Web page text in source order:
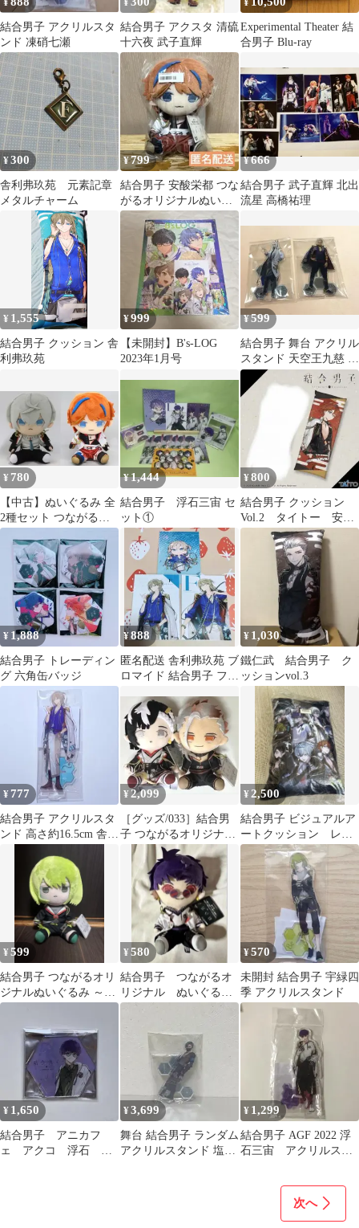
¥
結合男子 アクリルスタ
ンド 凍硝七瀬
¥
結合男子 アクスタ 清硫
十六夜 武子直輝
¥
Experimental Theater 結
合男子 Blu-ray
¥300
舎利弗玖苑 元素記章
メタルチャーム
¥799
結合男子 安酸栄都 つな
がるオリジナルぬいぐ
るみ ぬいぐるみ プライ
ズ タイトー
¥666
結合男子 武子直輝 北出
流星 高橋祐理
¥ 1,555
結合男子 クッション 舎
利弗玖苑
¥999
【未開封】B's-LOG
2023年1月号
¥599
結合男子 舞台 アクリル
スタンド 天空王九慈 鐵
仁武
¥ 780
【中古】ぬいぐるみ 全
2種セット つながるオ
リジナルぬいぐるみ
「結合男子」
¥1,444
結合男子 浮石三宙 セ
ット①
¥800
結合男子 クッション
Vol.2 タイトー 安酸
栄都
¥ 1,888
結合男子 トレーディン
グ 六角缶バッジ
¥888
匿名配送 舎利弗玖苑 ブ
ロマイド 結合男子 ファ
¥ 1,030
鐵仁武 結合男子 ク
ッションvol.3
¥ 777
結合男子 アクリルスタ
ンド 高さ約16.5cm 舎利
¥2,099
［グッズ/033］結合男
子 つながるオリジナル
ぬいぐるみ セット売り
¥ 2,500
結合男子 ビジュアルア
ートクッション レ
ア 枕
¥599
結合男子 つながるオリ
ジナルぬいぐるみ ～鍛
炭六花＆宇緑四季～
¥580
結合男子 つながるオ
リジナル ぬいぐる
み 浮石 三宙 新品タグ
付き
¥570
未開封 結合男子 宇緑四
季 アクリルスタンド
¥ 1,650
結合男子 アニカフ
ェ アクコ 浮石 三
¥3,699
舞台 結合男子 ランダム
アクリルスタンド 塩水
¥ 1,299
結合男子 AGF 2022 浮
石三宙 アクリルスタ
次へ